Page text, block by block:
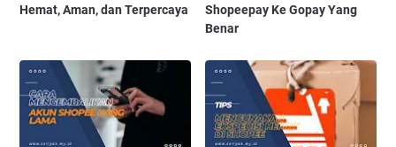
Hemat, Aman, dan Terpercaya
Shopeepay Ke Gopay Yang
Benar